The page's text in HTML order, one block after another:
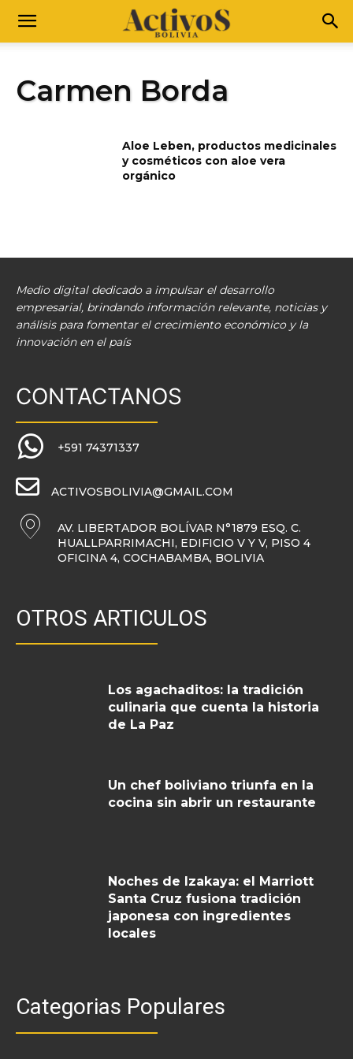
Carmen Borda
Aloe Leben, productos medicinales
y cosméticos con aloe vera
orgánico
Medio digital dedicado a impulsar el desarrollo
empresarial, brindando información relevante, noticias y
análisis para fomentar el crecimiento económico y la
innovación en el país
CONTACTANOS
+591 74371337
ACTIVOSBOLIVIA@GMAIL.COM
AV. LIBERTADOR BOLÍVAR N°1879 ESQ. C.
HUALLPARRIMACHI, EDIFICIO V Y V, PISO 4
OFICINA 4, COCHABAMBA, BOLIVIA
OTROS ARTICULOS
Los agachaditos: la tradición
culinaria que cuenta la historia
de La Paz
Un chef boliviano triunfa en la
cocina sin abrir un restaurante
Noches de Izakaya: el Marriott
Santa Cruz fusiona tradición
japonesa con ingredientes
locales
Categorias Populares